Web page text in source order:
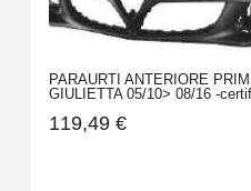
PARAURTI ANTERIORE
GIULIETTA 05/10> 08/16 -
119,49 €